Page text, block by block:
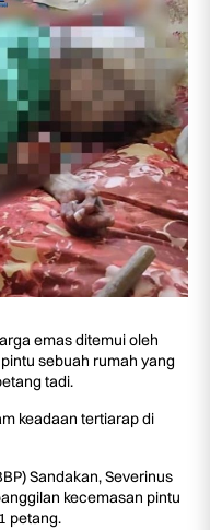
emas ditemui oleh
sebuah rumah yang
tadi.
keadaan tertiarap di
Sandakan, Severinus
kecemasan pintu
petang.